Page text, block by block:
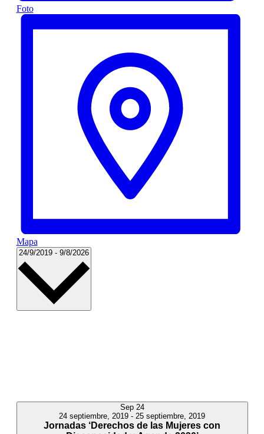
Foto
Mapa
24/9/2019 - 9/8/2026 Seleccionar
Sep 24
24 septiembre, 2019 - 25 septiembre, 2019
Jornadas ‘Derechos de las Mujeres con